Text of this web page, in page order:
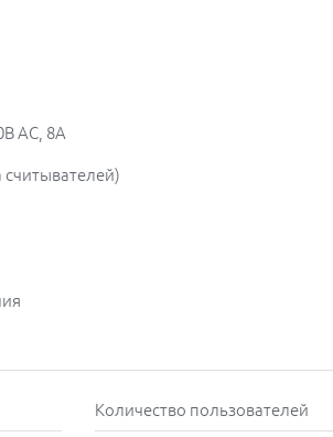
AC, 8А
считывателей)
Количество пользователей